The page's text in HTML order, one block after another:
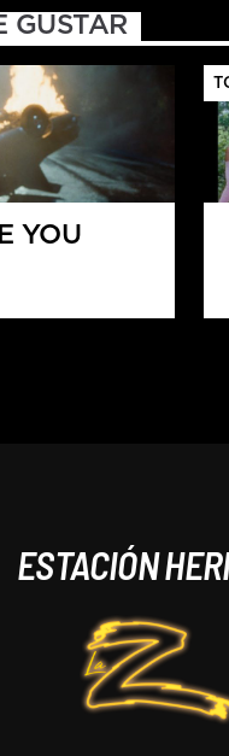
GUSTAR
YOU
ESTACIÓN